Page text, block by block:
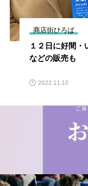
商店街ひろば
１２日に好間・
などの販売も
2022.11.10